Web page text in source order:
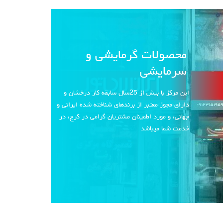
محصولات گرمایشی و
سرمایشی
این مرکز با بیش از 25سال سابقه کار درخشان و
دارای مجوز معتبر از برندهای شناخته شده ایرانی و
جهانی، و مورد اطمینان مشتریان گرامی در کرج، در
خدمت شما میباشد